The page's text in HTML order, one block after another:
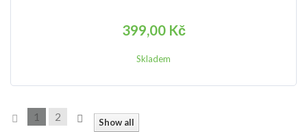
399,00 Kč
Skladem
Show all
1 2